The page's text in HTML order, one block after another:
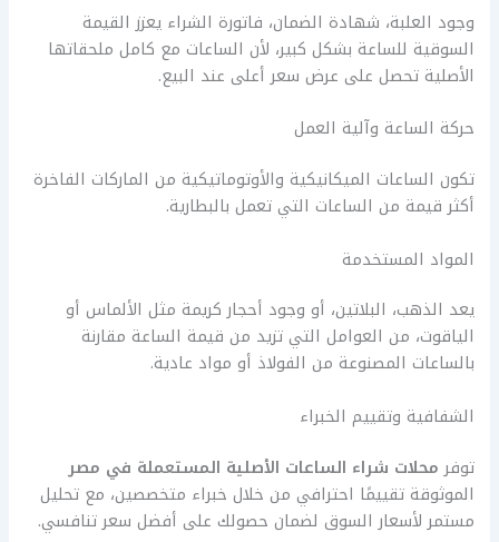
وجود العلبة، شهادة الضمان، فاتورة الشراء يعزز القيمة
السوقية للساعة بشكل كبير، لأن الساعات مع كامل ملحقاتها
الأصلية تحصل على عرض سعر أعلى عند البيع.
حركة الساعة وآلية العمل
تكون الساعات الميكانيكية والأوتوماتيكية من الماركات الفاخرة
أكثر قيمة من الساعات التي تعمل بالبطارية.
المواد المستخدمة
يعد الذهب، البلاتين، أو وجود أحجار كريمة مثل الألماس أو
الياقوت، من العوامل التي تزيد من قيمة الساعة مقارنة
بالساعات المصنوعة من الفولاذ أو مواد عادية.
الشفافية وتقييم الخبراء
توفرمحلات شراء الساعات الأصلية المستعملة في مصر
الموثوقة تقييمًا احترافي من خلال خبراء متخصصين، مع تحليل
مستمر لأسعار السوق لضمان حصولك على أفضل سعر تنافسي.